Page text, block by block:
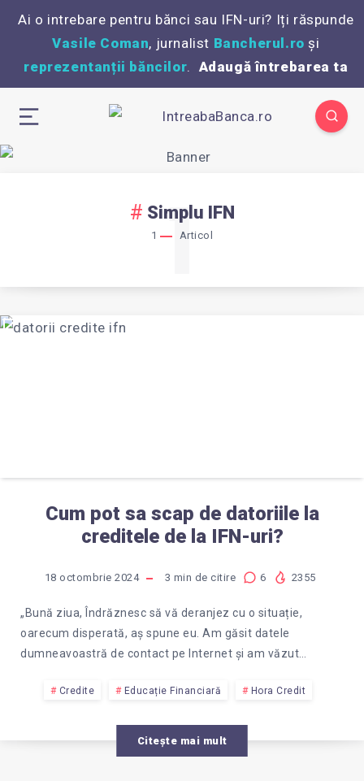
Ai o intrebare pentru bănci sau IFN-uri? Iți răspunde
Vasile Coman, jurnalist Bancherul.ro și
reprezentanții băncilor. Adaugă întrebarea ta
Simplu IFN
1 Articol
1
Cum pot sa scap de datoriile la
creditele de la IFN-uri?
18 octombrie 2024 3 min de citire 6 2355
„Bună ziua, Îndrăznesc să vă deranjez cu o situație,
oarecum disperată, aș spune eu. Am găsit datele
dumneavoastră de contact pe Internet și am văzut…
Credite Educație Financiară Hora Credit
Citește mai mult